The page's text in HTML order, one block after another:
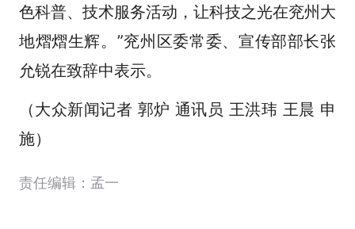
色科普、技术服务活动，让科技之光在兖州大
地熠熠生辉。”兖州区委常委、宣传部部长张
允锐在致辞中表示。
（大众新闻记者 郭炉 通讯员 王洪玮 王晨 申
施）
责任编辑：孟一